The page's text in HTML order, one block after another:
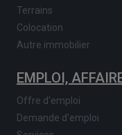
Terrains
Colocation
Autre immobilier
EMPLOI,
Offre d'emploi
Demande d'emploi